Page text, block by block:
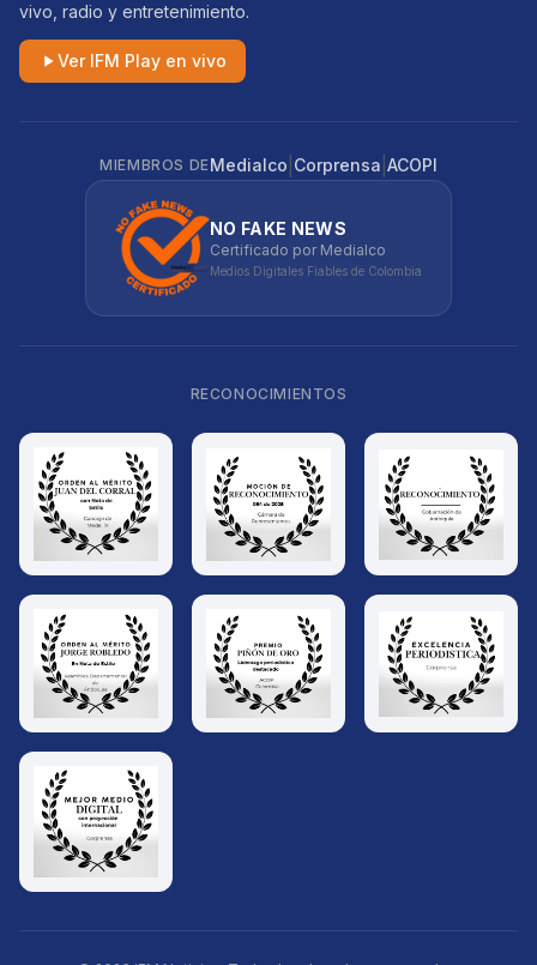
vivo, radio y entretenimiento.
Ver IFM Play en vivo
MIEMBROS DEMedialco Corprensa ACOPI
NO FAKE NEWS
Certificado por Medialco
Medios Digitales Fiables de Colombia
RECONOCIMIENTOS